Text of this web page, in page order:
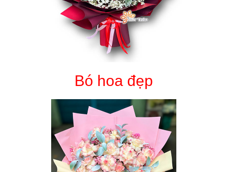
Bó hoa đẹp